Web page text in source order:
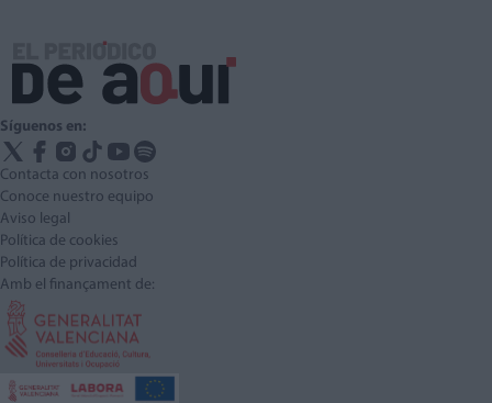
Síguenos en:
Contacta con nosotros
Conoce nuestro equipo
Aviso legal
Política de cookies
Política de privacidad
Amb el finançament de: